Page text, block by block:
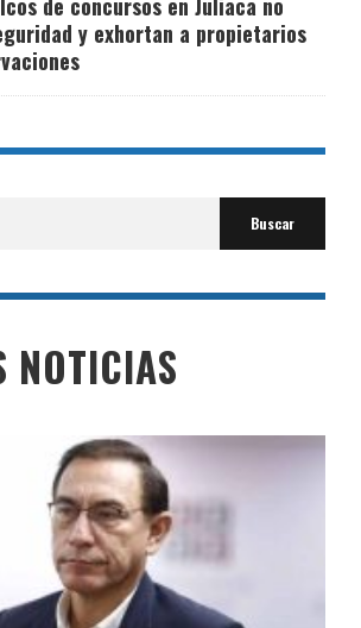
y exhortan a propietarios
NOTICIAS